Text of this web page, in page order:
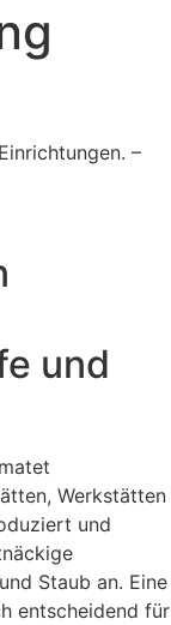
–
und
Werkstätten
und
Staub an. Eine
entscheidend für